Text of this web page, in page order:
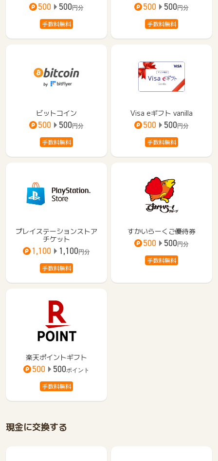
500 500円分
手数料無料
500 500円分
手数料無料
ビットコイン
500 500円分
手数料無料
Visa eギフト vanilla
500 500円分
手数料無料
プレイステーションストア
チケット
1,100 1,100円分
手数料無料
すかいらーくご優待券
500 500円分
手数料無料
楽天ポイントギフト
500 500ポイント
手数料無料
現金に交換する